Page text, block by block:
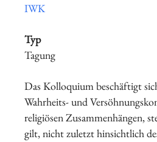
IWK
Typ
Tagung
Das Kolloquium beschäftigt
Wahrheits- und
religiösen Zusammenhängen,
gilt, nicht zuletzt hinsichtlich